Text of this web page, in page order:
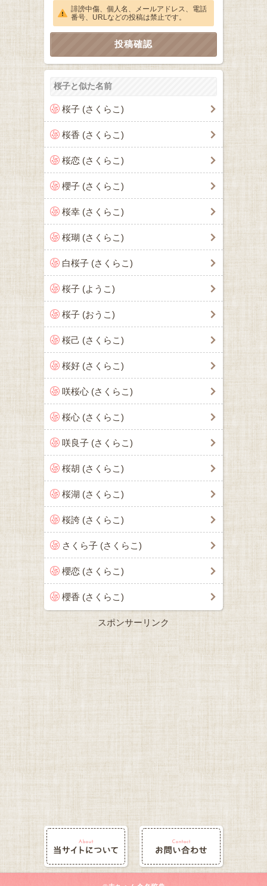
誹謗中傷、個人名、メールアドレス、電話
番号、URLなどの投稿は禁止です。
桜子と似た名前
桜子 (さくらこ)
桜香 (さくらこ)
桜恋 (さくらこ)
櫻子 (さくらこ)
桜幸 (さくらこ)
桜瑚 (さくらこ)
白桜子 (さくらこ)
桜子 (ようこ)
桜子 (おうこ)
桜己 (さくらこ)
桜好 (さくらこ)
咲桜心 (さくらこ)
桜心 (さくらこ)
咲良子 (さくらこ)
桜胡 (さくらこ)
桜湖 (さくらこ)
桜誇 (さくらこ)
さくら子 (さくらこ)
櫻恋 (さくらこ)
櫻香 (さくらこ)
スポンサーリンク